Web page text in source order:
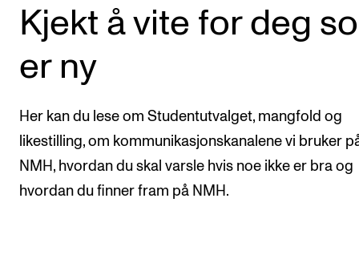
Eksamen, arbeidskrav og vitnemål
Studieplaner og emner
Studiekalender
Timeplaner og undervisning
Valgemner
Kjekt å vite for deg
er ny
Her kan du lese om Studentutvalget, mangfold og
likestilling, om kommunikasjonskanalene vi bruker
NMH, hvordan du skal varsle hvis noe ikke er bra og
hvordan du finner fram på NMH.